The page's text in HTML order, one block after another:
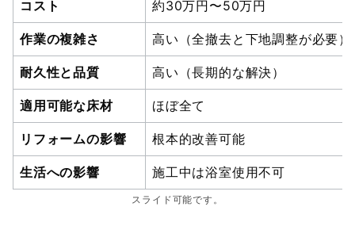
コスト 約30万円〜50万円
作業の複雑さ 高い（全撤去と下地調整が必要）
耐久性と品質 高い（長期的な解決）
適用可能な床材 ほぼ全て
リフォームの影響 根本的改善可能
生活への影響 施工中は浴室使用不可
スライド可能です。